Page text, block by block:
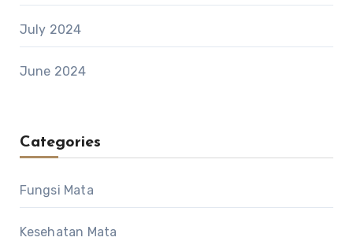
July 2024
June 2024
Categories
Fungsi Mata
Kesehatan Mata